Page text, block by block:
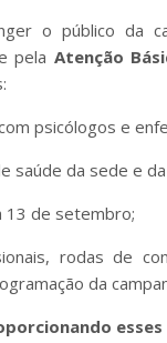
o público da
pela Atenção
psicólogos e
saúde da sede e
13 de setembro;
rodas de
da